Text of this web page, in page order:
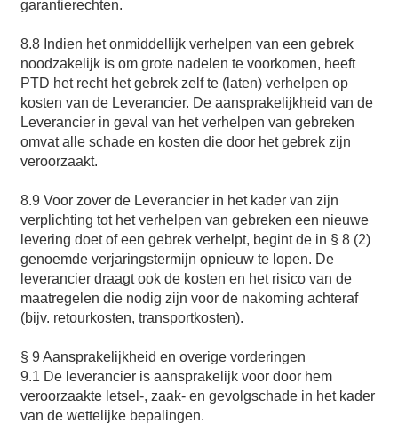
garantierechten.
8.8 Indien het onmiddellijk verhelpen van een gebrek
noodzakelijk is om grote nadelen te voorkomen, heeft
PTD het recht het gebrek zelf te (laten) verhelpen op
kosten van de Leverancier. De aansprakelijkheid van de
Leverancier in geval van het verhelpen van gebreken
omvat alle schade en kosten die door het gebrek zijn
veroorzaakt.
8.9 Voor zover de Leverancier in het kader van zijn
verplichting tot het verhelpen van gebreken een nieuwe
levering doet of een gebrek verhelpt, begint de in § 8 (2)
genoemde verjaringstermijn opnieuw te lopen. De
leverancier draagt ook de kosten en het risico van de
maatregelen die nodig zijn voor de nakoming achteraf
(bijv. retourkosten, transportkosten).
§ 9 Aansprakelijkheid en overige vorderingen
9.1 De leverancier is aansprakelijk voor door hem
veroorzaakte letsel-, zaak- en gevolgschade in het kader
van de wettelijke bepalingen.